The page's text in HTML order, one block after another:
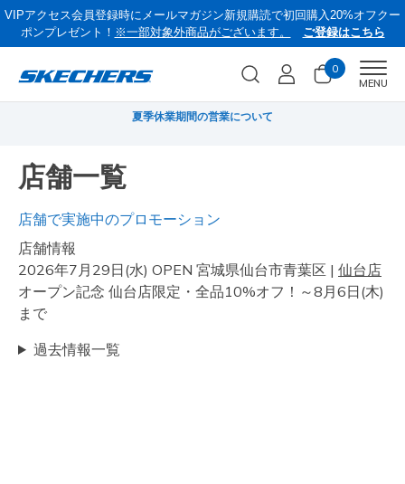
VIPアクセス会員登録時にメールマガジン新規購読で初回購入20%オフクー
ポンプレゼント！ ※一部対象外商品がございます。 ご登録はこちら
0
MENU
夏季休業期間の営業について
店舗一覧
店舗で実施中のプロモーション
店舗情報
2026年7月29日(水) OPEN 宮城県仙台市青葉区 | 仙台店
オープン記念 仙台店限定・全品10%オフ！～8月6日(木)
まで
過去情報一覧